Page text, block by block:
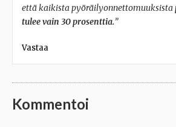
että kaikista pyöräilyonnettomuuksista
tulee vain 30 prosenttia.”
Vastaa
Kommentoi